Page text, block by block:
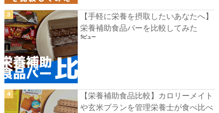
【手軽に栄養を摂取したいあなたへ】
栄養補助食品バーを比較してみた
5ビュー
【栄養補助食品比較】カロリーメイト
や玄米ブランを管理栄養士が食べ比べ